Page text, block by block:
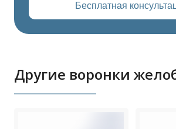
Бесплатная
Другие воронки